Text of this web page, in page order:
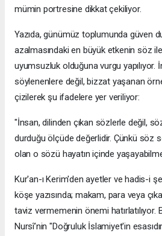
mümin portresine dikkat çekiliyor.
​Yazıda, günümüz toplumunda güven
azalmasındaki en büyük etkenin söz
uyumsuzluk olduğuna vurgu yapılıyor.
söylenenlere değil, bizzat yaşanan
çizilerek şu ifadelere yer veriliyor:
​"İnsan, dilinden çıkan sözlerle değil,
durduğu ölçüde değerlidir. Çünkü söz
olan o sözü hayatın içinde
​Kur'an-ı Kerim'den ayetler ve hadis-i
köşe yazısında; makam, para veya
taviz vermemenin önemi hatırlatılıyor.
Nursî’nin "Doğruluk İslamiyet'in